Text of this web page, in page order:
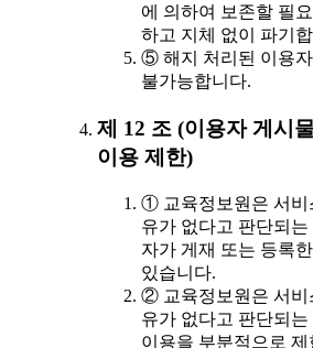
에 의하여 보존할 필
하고 지체 없이 파기
⑤ 해지 처리된 이용자
불가능합니다.
제 12 조 (이용자 게시
이용 제한)
① 교육정보원은 서비
유가 없다고 판단되
자가 게재 또는 등록
있습니다.
② 교육정보원은 서비
유가 없다고 판단되
이용을 부분적으로